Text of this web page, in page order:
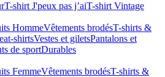
T-shirt J'peux pas j’aiT-shirt Vintage
HommeVêtements brodésT-shirts &
shirtsVestes et giletsPantalons et
de sportDurables
FemmeVêtements brodésT-shirts &